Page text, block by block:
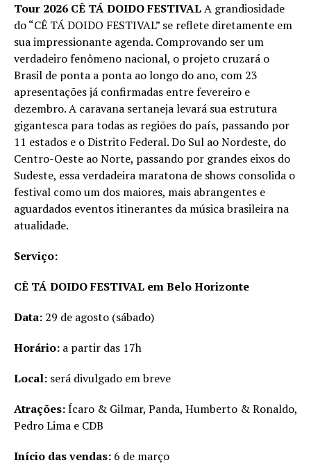
Tour 2026 CÊ TÁ DOIDO FESTIVALA grandiosidade
do “CÊ TÁ DOIDO FESTIVAL” se reflete diretamente em
sua impressionante agenda. Comprovando ser um
verdadeiro fenômeno nacional, o projeto cruzará o
Brasil de ponta a ponta ao longo do ano, com 23
apresentações já confirmadas entre fevereiro e
dezembro. A caravana sertaneja levará sua estrutura
gigantesca para todas as regiões do país, passando por
11 estados e o Distrito Federal. Do Sul ao Nordeste, do
Centro-Oeste ao Norte, passando por grandes eixos do
Sudeste, essa verdadeira maratona de shows consolida o
festival como um dos maiores, mais abrangentes e
aguardados eventos itinerantes da música brasileira na
atualidade.
Serviço:
CÊ TÁ DOIDO FESTIVAL em Belo Horizonte
Data: 29 de agosto (sábado)
Horário: a partir das 17h
Local: será divulgado em breve
Atrações:Ícaro & Gilmar, Panda, Humberto & Ronaldo,
Pedro Lima e CDB
Início das vendas: 6 de março